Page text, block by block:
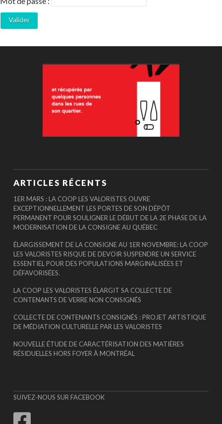
ARTICLES RÉCENTS
1ER MARS : LA COOP LES VALORISTES OUVRE
EXCEPTIONNELLEMENT LES PORTES DE SON DÉPÔT
PERMANENT POUR SOULIGNER LE DÉBUT DE LA 2E PHASE DE LA
MODERNISATION DE LA CONSIGNE AU QUÉBEC
ÉLARGISSEMENT DE LA CONSIGNE AU 1ER NOVEMBRE: LA COOP
LES VALORISTES RISQUE DE DEVOIR SUSPENDRE UN SERVICE
ESSENTIEL POUR DES POPULATIONS MARGINALISÉES ET
DÉFAVORISÉES.
LA COOP LES VALORISTES ÉLARGIT SA COLLECTE DE
CONTENANTS DE VERRE NON CONSIGNÉS
COLLECTE DE CONTENANTS CONSIGNÉS : PROJET ARTISTIQUE
DE MÉDIATION CULTURELLE PAR LES VALORISTES
NOUVELLE ÉTUDE DE CARACTÉRISATION DES MATIÈRES
RÉSIDUELLES HORS FOYER À MONTRÉAL
SUIVEZ-NOUS SUR FACEBOOK